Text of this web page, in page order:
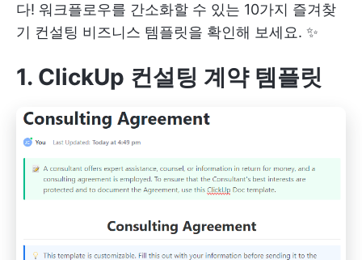
다! 워크플로우를 간소화할 수 있는 10가지 즐겨찾
기 컨설팅 비즈니스 템플릿을 확인해 보세요. ✨
1. ClickUp 컨설팅 계약 템플릿